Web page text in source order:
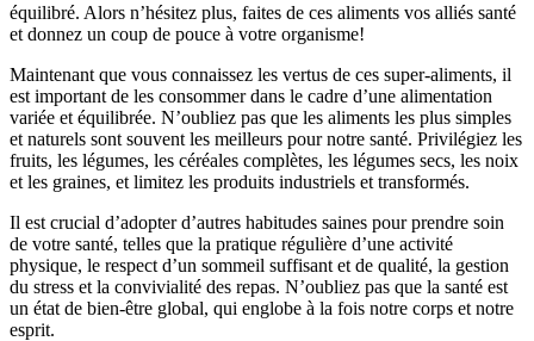
équilibré. Alors n’hésitez plus, faites de ces aliments vos alliés santé
et donnez un coup de pouce à votre organisme!
Maintenant que vous connaissez les vertus de ces super-aliments, il
est important de les consommer dans le cadre d’une alimentation
variée et équilibrée. N’oubliez pas que les aliments les plus simples
et naturels sont souvent les meilleurs pour notre santé. Privilégiez les
fruits, les légumes, les céréales complètes, les légumes secs, les noix
et les graines, et limitez les produits industriels et transformés.
Il est crucial d’adopter d’autres habitudes saines pour prendre soin
de votre santé, telles que la pratique régulière d’une activité
physique, le respect d’un sommeil suffisant et de qualité, la gestion
du stress et la convivialité des repas. N’oubliez pas que la santé est
un état de bien-être global, qui englobe à la fois notre corps et notre
esprit.